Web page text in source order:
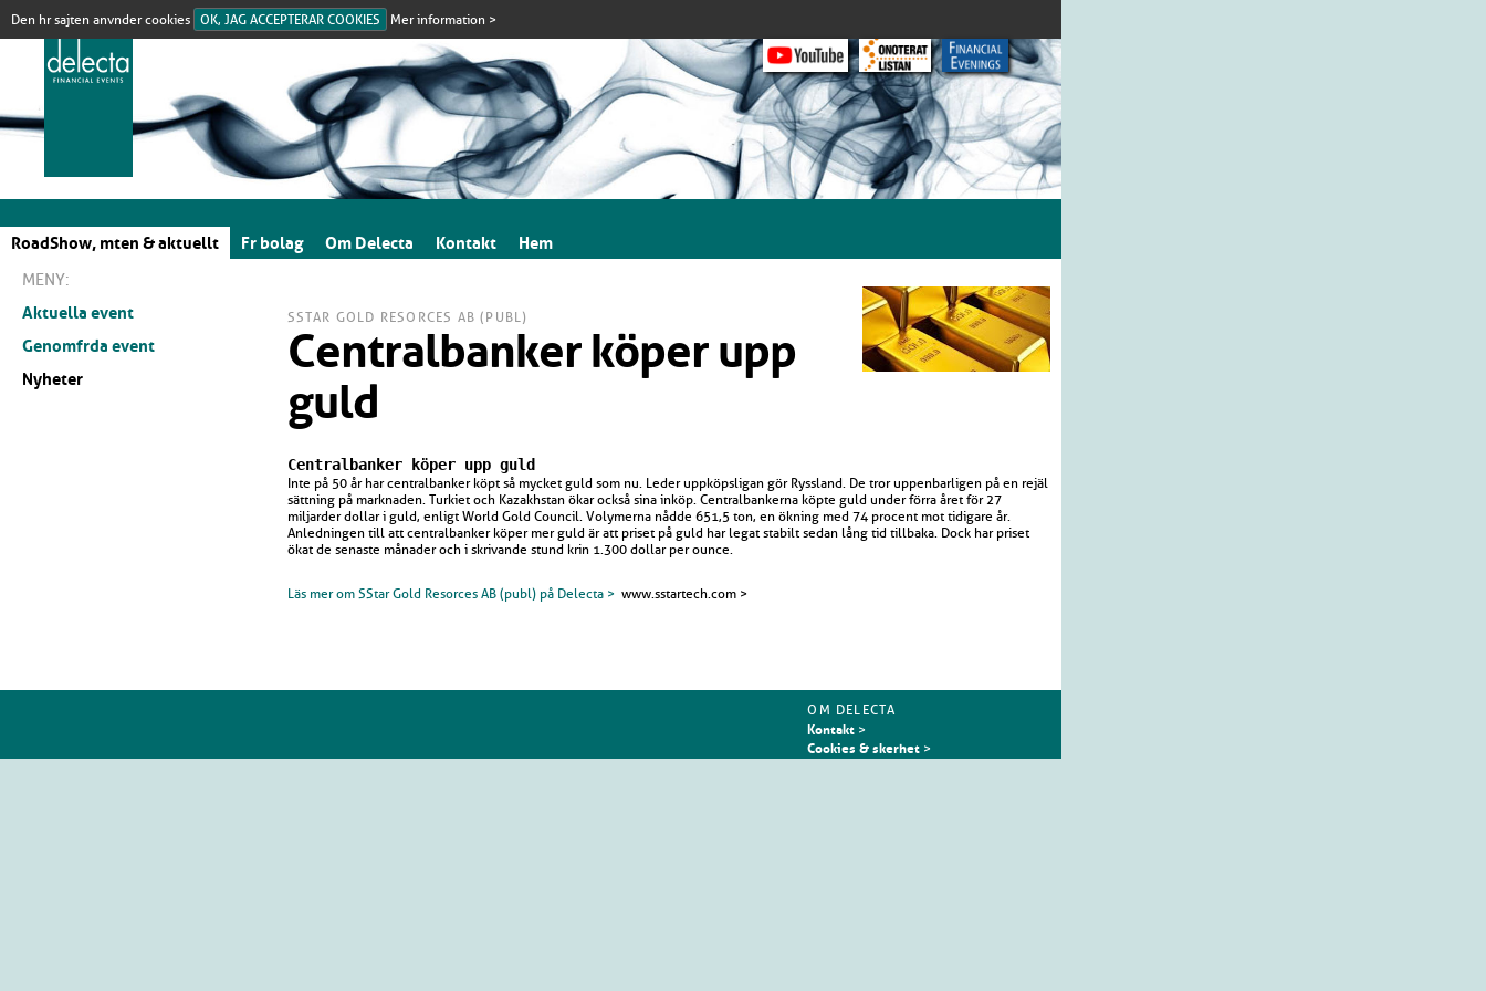
Den hr sajten anvnder cookies OK, JAG ACCEPTERAR COOKIES Mer information >
RoadShow, mten & aktuellt Fr bolag Om Delecta Kontakt Hem
MENY:
Aktuella event
Genomfrda event
Nyheter
SSTAR GOLD RESORCES AB (PUBL)
Centralbanker köper upp
guld
Centralbanker köper upp guld
Inte på 50 år har centralbanker köpt så mycket guld som nu. Leder uppköpsligan gör Ryssland. De tror uppenbarligen på en rejäl
sättning på marknaden. Turkiet och Kazakhstan ökar också sina inköp. Centralbankerna köpte guld under förra året för 27
miljarder dollar i guld, enligt World Gold Council. Volymerna nådde 651,5 ton, en ökning med 74 procent mot tidigare år.
Anledningen till att centralbanker köper mer guld är att priset på guld har legat stabilt sedan lång tid tillbaka. Dock har priset
ökat de senaste månader och i skrivande stund krin 1.300 dollar per ounce.
Läs mer om SStar Gold Resorces AB (publ) på Delecta > www.sstartech.com >
OM DELECTA
Kontakt >
Cookies & skerhet >